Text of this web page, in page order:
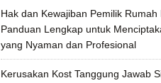
Hak dan Kewajiban Pemilik Rumah
Panduan Lengkap untuk
yang Nyaman dan Profesional
Kerusakan Kost Tanggung Jawab